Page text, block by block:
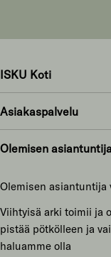
ISKU Koti
Asiakaspalvelu
Olemisen asiantuntija
Olemisen asiantuntija
Viihtyisä arki toimii ja
pistää pötkölleen ja
haluamme olla